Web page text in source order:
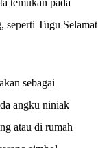
temukan pada
seperti Tugu Selamat
sebagai
angku niniak
atau di rumah